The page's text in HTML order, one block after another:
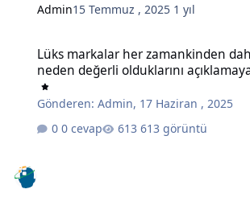
Admin15 Temmuz , 2025 1 yıl
Lüks markalar her zamankinden
neden değerli olduklarını
Gönderen:Admin, 17 Haziran , 2025
0 cevap
613 görüntü